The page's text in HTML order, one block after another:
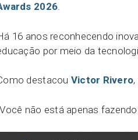
2026.
16 anos reconhecendo
por meio da
destacou Victor Rivero
não está apenas